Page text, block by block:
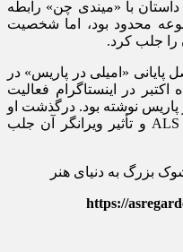
با «میندی چن» رابطه
محدود بود، اما شخصیت
را جلب کرد.
«امیلی در پاریس» در
در اینستاگرام فعالیت
پاریس نوشته بود. درگذشت او
بار دیگر توجه عمومی را به بیماری ALS و تأثیر ویرانگر آن جلب
https://